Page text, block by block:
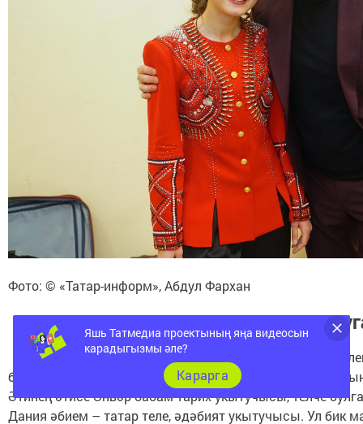
«Сәйдәне кытайлар
Яшь Татмедиа проектының яңа видеосын
карадыгызмы әле?
Карарга